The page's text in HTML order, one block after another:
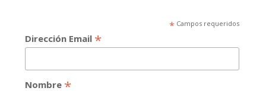
*Campos requeridos
Dirección Email *
Nombre *